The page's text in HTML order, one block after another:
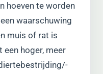
hoeven te worden
waarschuwing
muis of rat is
een hoger, meer